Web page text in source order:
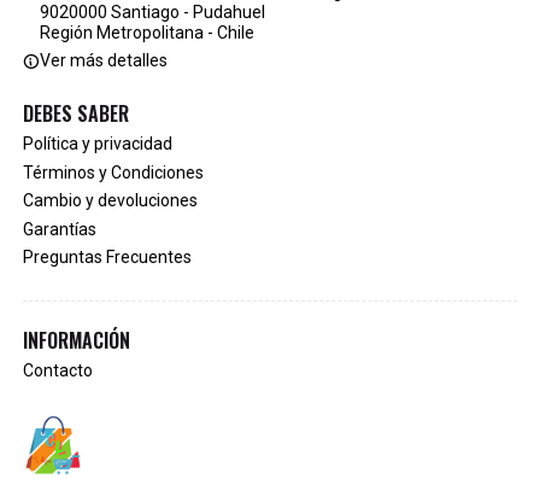
9020000 Santiago - Pudahuel
Región Metropolitana - Chile
Ver más detalles
DEBES SABER
Política y privacidad
Términos y Condiciones
Cambio y devoluciones
Garantías
Preguntas Frecuentes
INFORMACIÓN
Contacto